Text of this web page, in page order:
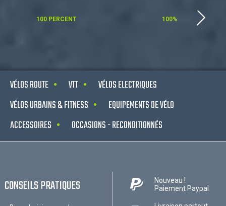
100 PERCENT 100%
VÉLOS ROUTE VTT
VÉLOS ELECTRIQUES
VÉLOS URBAINS & FITNESS
EQUIPEMENTS DE VÉLO
ACCESSOIRES
OCCASIONS - RECONDITIONNÉS
CONSEILS PRATIQUES
Nouveau !
Paiement Paypal